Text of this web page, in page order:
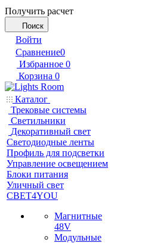
Получить расчет
Поиск
Войти
Сравнение0
Избранное 0
Корзина 0
Каталог
Трековые системы
Светильники
Декоративный свет
Светодиодные ленты
Профиль для подсветки
Управление освещением
Блоки питания
Уличный свет
СВЕТ4YOU
Магнитные
48V
Модульные